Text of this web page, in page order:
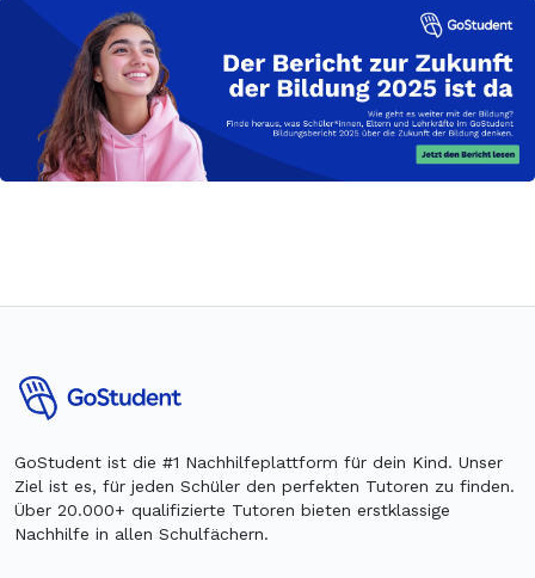
GoStudent ist die #1 Nachhilfeplattform für dein Kind. Unser
Ziel ist es, für jeden Schüler den perfekten Tutoren zu finden.
Über 20.000+ qualifizierte Tutoren bieten erstklassige
Nachhilfe in allen Schulfächern.